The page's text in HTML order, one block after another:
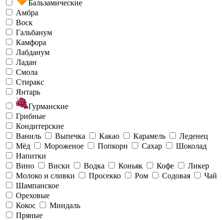
Бальзамические
Амбра
Воск
Гальбанум
Камфора
Лабданум
Ладан
Смола
Стиракс
Янтарь
Гурманские
Грибные
Кондитерские
Ваниль
Выпечка Какао Карамель
Леденец
Мёд
Мороженое Попкорн Сахар
Шоколад
Напитки
Вино
Виски Водка Коньяк Кофе
Ликер
Молоко и сливки
Просекко Ром Содовая
Чай
Шампанское
Ореховые
Кокос
Миндаль
Пряные